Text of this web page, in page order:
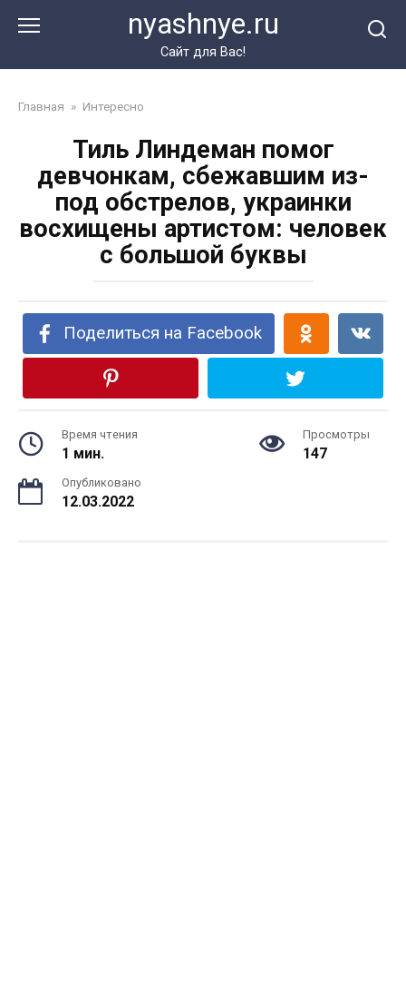
nyashnye.ru
Сайт для Вас!
Главная » Интересно
Тиль Линдеман помог
девчонкам, сбежавшим из-
под обстрелов, украинки
восхищены артистом: человек
с большой буквы
Поделиться на Facebook
Время чтения
1 мин.
Просмотры
147
Опубликовано
12.03.2022